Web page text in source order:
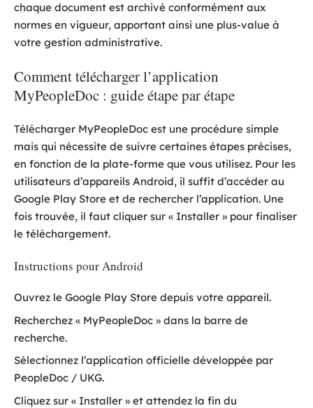
chaque document est archivé conformément aux
normes en vigueur, apportant ainsi une plus-value à
votre gestion administrative.
Comment télécharger l’application
MyPeopleDoc : guide étape par étape
Télécharger MyPeopleDoc est une procédure simple
mais qui nécessite de suivre certaines étapes précises,
en fonction de la plate-forme que vous utilisez. Pour les
utilisateurs d’appareils Android, il suffit d’accéder au
Google Play Store et de rechercher l’application. Une
fois trouvée, il faut cliquer sur « Installer » pour finaliser
le téléchargement.
Instructions pour Android
Ouvrez le Google Play Store depuis votre appareil.
Recherchez « MyPeopleDoc » dans la barre de
recherche.
Sélectionnez l’application officielle développée par
PeopleDoc / UKG.
Cliquez sur « Installer » et attendez la fin du